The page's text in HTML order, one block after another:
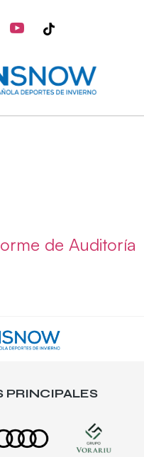
de Auditoría
PRINCIPALES